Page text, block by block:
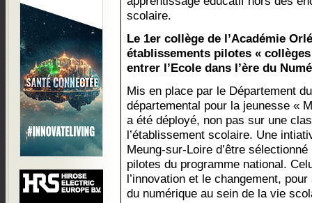
scolaire.
Le 1er collège de l’Académie
établissements pilotes «
entrer l’Ecole dans l’ère du
Mis en place par le Département
départemental pour la jeunesse «
a été déployé, non pas sur une
l’établissement scolaire. Une
Meung-sur-Loire d’être
pilotes du programme national.
l’innovation et le changement,
du numérique au sein de la vie